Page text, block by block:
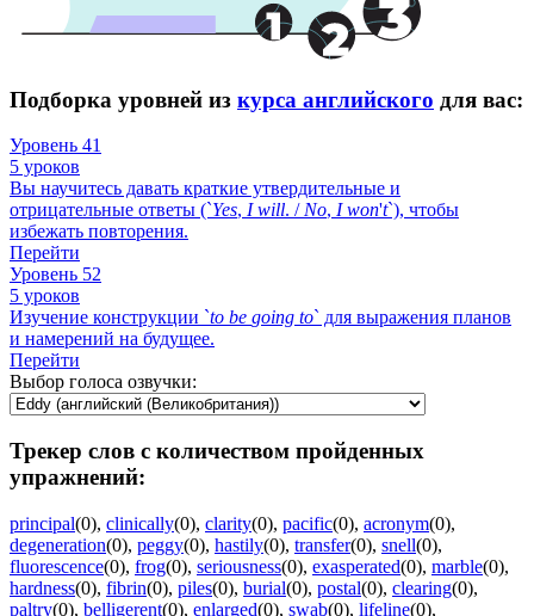
Подборка уровней из курса английского для вас:
Уровень 41
5 уроков
Вы научитесь давать краткие утвердительные и
отрицательные ответы (`Yes, I will. / No, I won't`), чтобы
избежать повторения.
Перейти
Уровень 52
5 уроков
Изучение конструкции `to be going to` для выражения планов
и намерений на будущее.
Перейти
Выбор голоса озвучки:
Трекер слов с количеством пройденных
упражнений:
principal(0), clinically(0), clarity(0), pacific(0), acronym(0),
degeneration(0), peggy(0), hastily(0), transfer(0), snell(0),
fluorescence(0), frog(0), seriousness(0), exasperated(0), marble(0),
hardness(0), fibrin(0), piles(0), burial(0), postal(0), clearing(0),
paltry(0), belligerent(0), enlarged(0), swab(0), lifeline(0),